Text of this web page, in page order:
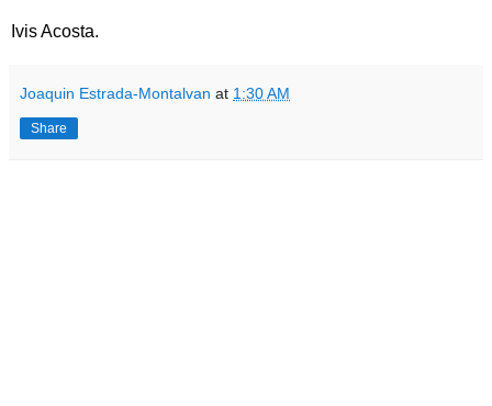
Ivis Acosta.
Joaquin Estrada-Montalvan at 1:30 AM
Share